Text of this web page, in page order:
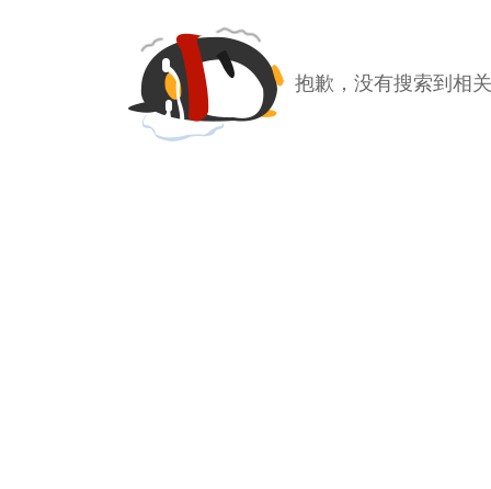
抱歉，没有搜索到相